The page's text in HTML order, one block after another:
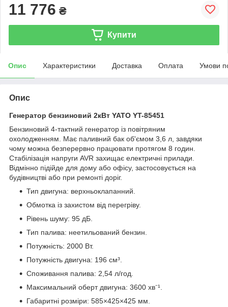
11 776 ₴
Купити
Опис Характеристики Доставка Оплата Умови
Опис
Генератор бензиновий 2кВт YATO YT-85451
Бензиновий 4-тактний генератор із повітряним
охолодженням. Має паливний бак об'ємом 3,6 л, завдяки
чому можна безперервно працювати протягом 8 годин.
Стабілізація напруги AVR захищає електричні прилади.
Відмінно підійде для дому або офісу, застосовується на
будівництві або при ремонті доріг.
Тип двигуна: верхньоклапанний.
Обмотка із захистом від перегріву.
Рівень шуму: 95 дБ.
Тип палива: неетильований бензин.
Потужність: 2000 Вт.
Потужність двигуна: 196 см³.
Споживання палива: 2,54 л/год.
Максимальний оберт двигуна: 3600 хв⁻¹.
Габаритні розміри: 585×425×425 мм.